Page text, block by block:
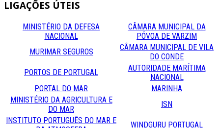
LIGAÇÕES ÚTEIS
MINISTÉRIO DA DEFESA
NACIONAL
CÂMARA MUNICIPAL DA
PÓVOA DE VARZIM
MURIMAR SEGUROS
CÂMARA MUNICIPAL DE VILA
DO CONDE
PORTOS DE PORTUGAL
AUTORIDADE MARÍTIMA
NACIONAL
PORTAL DO MAR
MARINHA
MINISTÉRIO DA AGRICULTURA E
DO MAR
ISN
INSTITUTO PORTUGUÊS DO MAR E
WINDGURU PORTUGAL